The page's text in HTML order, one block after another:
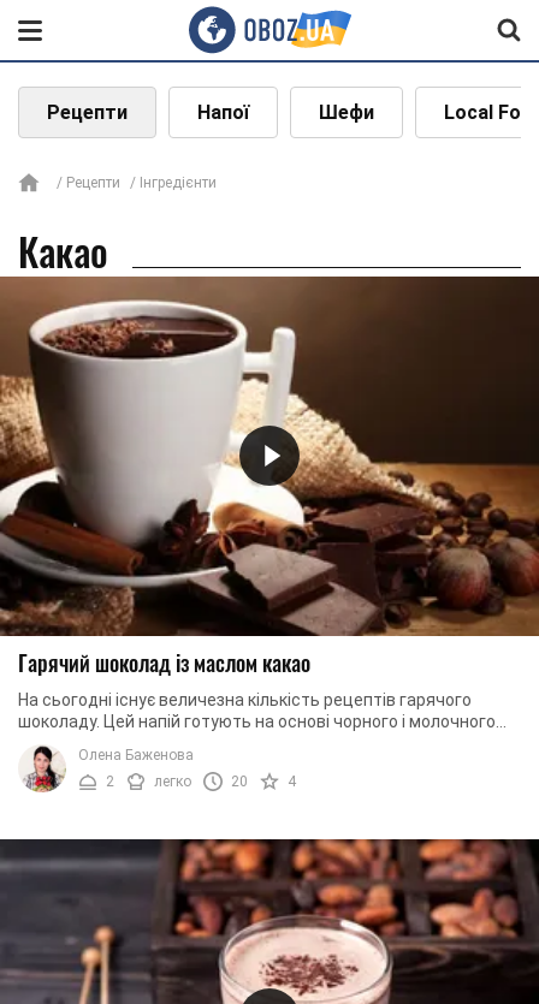
Рецепти Напої Шефи Local
Рецепти Інгредієнти
Какао
Гарячий шоколад із маслом какао
На сьогодні існує величезна кількість рецептів гарячого
шоколаду. Цей напій готують на основі чорного і молочного
шоколаду. У напій додають коньяк і ...
Олена Баженова
2
легко 20 4